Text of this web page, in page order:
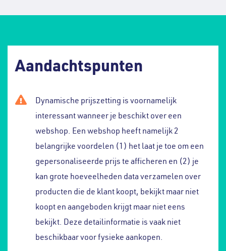
Aandachtspunten
Dynamische prijszetting is voornamelijk
interessant wanneer je beschikt over een
webshop. Een webshop heeft namelijk 2
belangrijke voordelen (1) het laat je toe om een
gepersonaliseerde prijs te afficheren en (2) je
kan grote hoeveelheden data verzamelen over
producten die de klant koopt, bekijkt maar niet
koopt en aangeboden krijgt maar niet eens
bekijkt. Deze detailinformatie is vaak niet
beschikbaar voor fysieke aankopen.